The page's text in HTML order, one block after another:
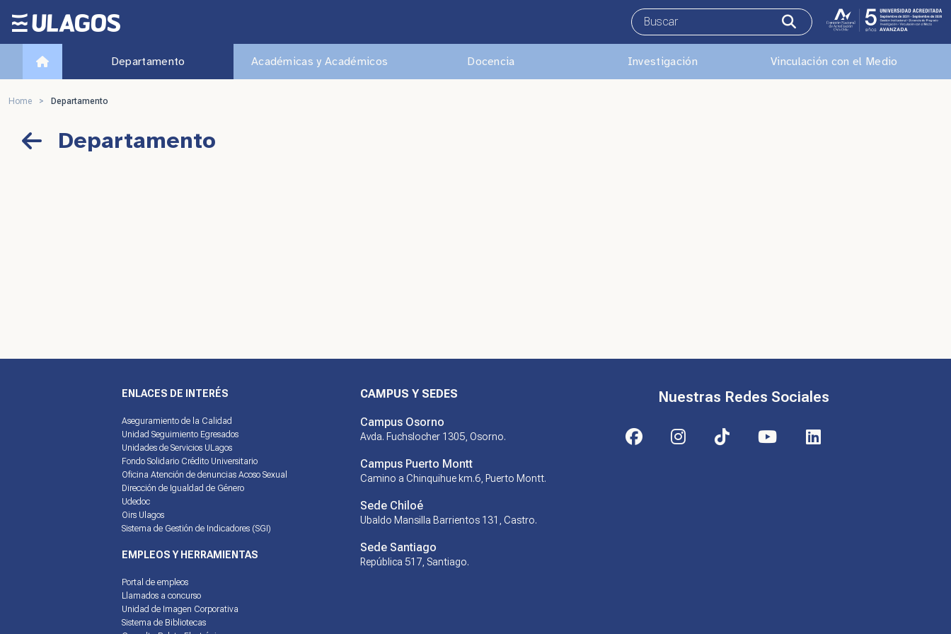
Ulagos Template
Departamento Académicas y Académicos Docencia Investigación Vinculación con el Medio
Home > Departamento
Departamento
ENLACES DE INTERÉS
Aseguramiento de la Calidad
Unidad Seguimiento Egresados
Unidades de Servicios ULagos
Fondo Solidario Crédito Universitario
Oficina Atención de denuncias Acoso Sexual
Dirección de Igualdad de Género
Udedoc
Oirs Ulagos
Sistema de Gestión de Indicadores (SGI)
EMPLEOS Y HERRAMIENTAS
Portal de empleos
Llamados a concurso
Unidad de Imagen Corporativa
Sistema de Bibliotecas
CAMPUS Y SEDES
Campus Osorno
Avda. Fuchslocher 1305, Osorno.
Campus Puerto Montt
Camino a Chinquihue km.6, Puerto Montt.
Sede Chiloé
Ubaldo Mansilla Barrientos 131, Castro.
Sede Santiago
República 517, Santiago.
Nuestras Redes Sociales